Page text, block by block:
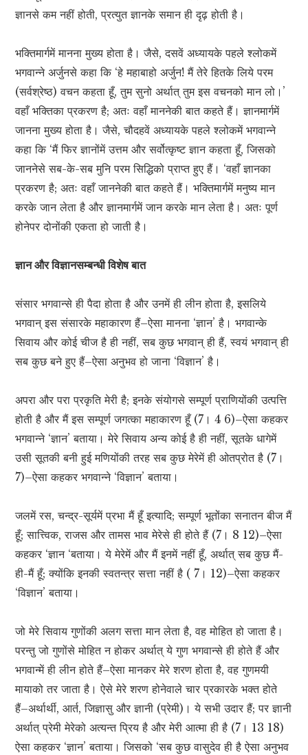
ज्ञानसे कम नहीं होती, प्रत्युत ज्ञानके समान ही दृढ़ होती है।
भक्तिमार्गमें मानना मुख्य होता है। जैसे, दसवें अध्यायके पहले श्लोकमें
भगवान्ने अर्जुनसे कहा कि ‘हे महाबाहो अर्जुन! मैं तेरे हितके लिये परम
(सर्वश्रेष्ठ) वचन कहता हूँ, तुम सुनो अर्थात् तुम इस वचनको मान लो।’
वहाँ भक्तिका प्रकरण है; अतः वहाँ माननेकी बात कहते हैं। ज्ञानमार्गमें
जानना मुख्य होता है। जैसे, चौदहवें अध्यायके पहले श्लोकमें भगवान्ने
कहा कि ‘मैं फिर ज्ञानोंमें उत्तम और सर्वोत्कृष्ट ज्ञान कहता हूँ, जिसको
जाननेसे सब-के-सब मुनि परम सिद्धिको प्राप्त हुए हैं। ‘वहाँ ज्ञानका
प्रकरण है; अतः वहाँ जाननेकी बात कहते हैं। भक्तिमार्गमें मनुष्य मान
करके जान लेता है और ज्ञानमार्गमें जान करके मान लेता है। अतः पूर्ण
होनेपर दोनोंकी एकता हो जाती है।
ज्ञान और विज्ञानसम्बन्धी विशेष बात
संसार भगवान्से ही पैदा होता है और उनमें ही लीन होता है, इसलिये
भगवान् इस संसारके महाकारण हैं–ऐसा मानना ‘ज्ञान’ है। भगवान्के
सिवाय और कोई चीज है ही नहीं, सब कुछ भगवान् ही हैं, स्वयं भगवान् ही
सब कुछ बने हुए हैं–ऐसा अनुभव हो जाना ‘विज्ञान’ है।
अपरा और परा प्रकृति मेरी है; इनके संयोगसे सम्पूर्ण प्राणियोंकी उत्पत्ति
होती है और मैं इस सम्पूर्ण जगत्का महाकारण हूँ (7। 4 6)–ऐसा कहकर
भगवान्ने ‘ज्ञान’ बताया। मेरे सिवाय अन्य कोई है ही नहीं, सूतके धागेमें
उसी सूतकी बनी हुई मणियोंकी तरह सब कुछ मेरेमें ही ओतप्रोत है (7।
7)–ऐसा कहकर भगवान्ने ‘विज्ञान’ बताया।
जलमें रस, चन्द्र-सूर्यमें प्रभा मैं हूँ इत्यादि; सम्पूर्ण भूतोंका सनातन बीज मैं
हूँ; सात्त्विक, राजस और तामस भाव मेरेसे ही होते हैं (7। 8 12)–ऐसा
कहकर ‘ज्ञान ‘बताया। ये मेरेमें और मैं इनमें नहीं हूँ, अर्थात् सब कुछ मैं-
ही-मैं हूँ; क्योंकि इनकी स्वतन्त्र सत्ता नहीं है ( 7। 12)–ऐसा कहकर
‘विज्ञान’ बताया।
जो मेरे सिवाय गुणोंकी अलग सत्ता मान लेता है, वह मोहित हो जाता है।
परन्तु जो गुणोंसे मोहित न होकर अर्थात् ये गुण भगवान्से ही होते हैं और
भगवान्में ही लीन होते हैं–ऐसा मानकर मेरे शरण होता है, वह गुणमयी
मायाको तर जाता है। ऐसे मेरे शरण होनेवाले चार प्रकारके भक्त होते
हैं–अर्थार्थी, आर्त, जिज्ञासु और ज्ञानी (प्रेमी)। ये सभी उदार हैं; पर ज्ञानी
अर्थात् प्रेमी मेरेको अत्यन्त प्रिय है और मेरी आत्मा ही है (7। 13 18)
ऐसा कहकर ‘ज्ञान’ बताया। जिसको ‘सब कुछ वासुदेव ही है ऐसा अनुभव